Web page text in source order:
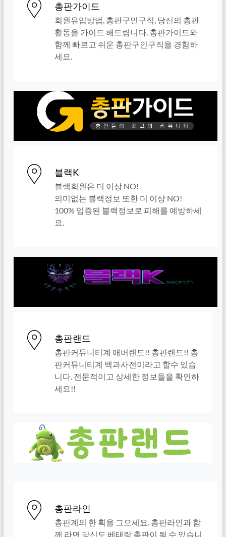
총판가이드
회원유입방법, 총판구인구직, 당신의 총판
활동을 가이드 해드립니다. 총판가이드와
함께 빠르고 쉬운 총판구인구직을 경험하
세요.
블랙K
블랙회원은 더 이상 NO!
의미없는 블랙정보 또한 더 이상 NO!
100% 입증된 블랙정보로 피해를 예방하세
요.
총판랜드
총판커뮤니티계 애버랜드!! 총판랜드!! 총
판커뮤니티계 백과사전이라고 할수 있습
니다. 전문적이고 상세한 정보들을 확인하
세요!!
총판라인
총판계의 한 획을 그으세요. 총판라인과 함
께 라면 당신도 베태랑 총판이 될 수 있습니